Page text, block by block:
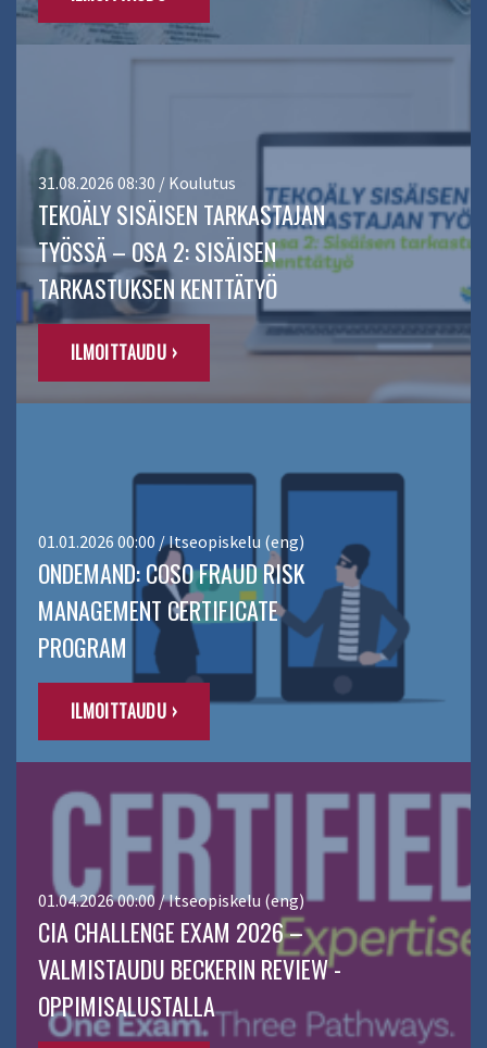
31.08.2026 08:30 / Koulutus
TEKOÄLY SISÄISEN TARKASTAJAN
TYÖSSÄ – OSA 2: SISÄISEN
TARKASTUKSEN KENTTÄTYÖ
ILMOITTAUDU ›
01.01.2026 00:00 / Itseopiskelu (eng)
ONDEMAND: COSO FRAUD RISK
MANAGEMENT CERTIFICATE
PROGRAM
ILMOITTAUDU ›
01.04.2026 00:00 / Itseopiskelu (eng)
CIA CHALLENGE EXAM 2026 –
VALMISTAUDU BECKERIN REVIEW -
OPPIMISALUSTALLA